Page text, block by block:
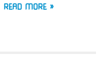
READ MORE »